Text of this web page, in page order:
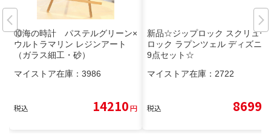
⑩海の時計 パステルグリーン×
ウルトラマリン レジンアート
（ガラス細工・砂）
マイストア在庫： 3986
税込 14210円
新品☆ジップロック スクリュー
ロック ラプンツェル ディズニー
9点セット☆
マイストア在庫： 2722
税込 8699